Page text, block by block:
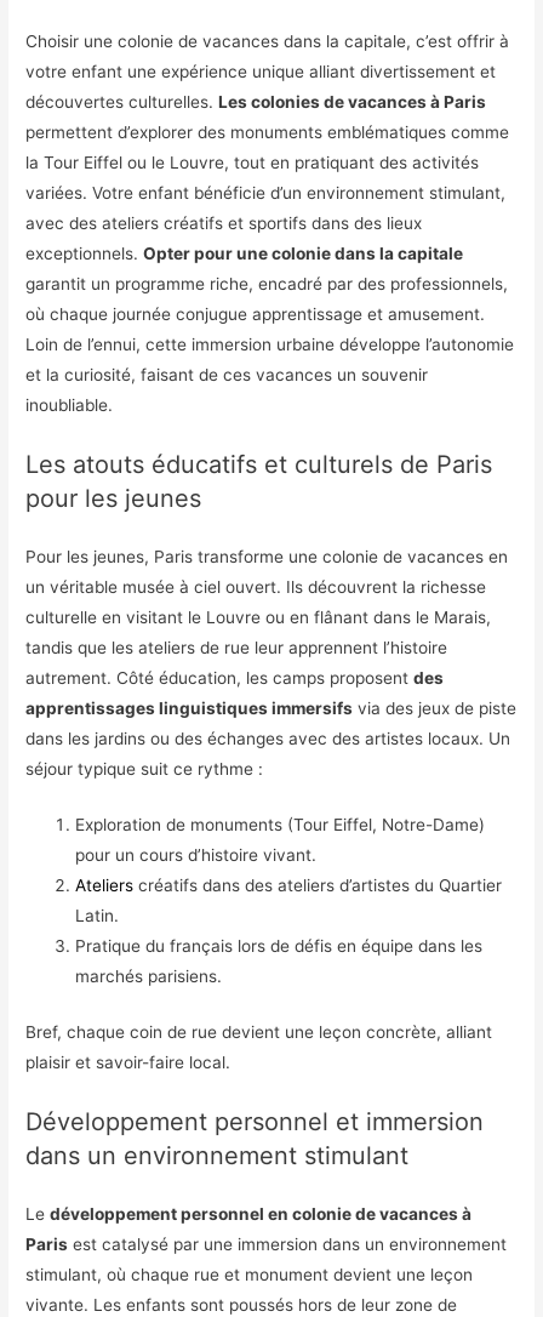
Choisir une colonie de vacances dans la capitale, c’est offrir à
votre enfant une expérience unique alliant divertissement et
découvertes culturelles.Les colonies de vacances à Paris
permettent d’explorer des monuments emblématiques comme
la Tour Eiffel ou le Louvre, tout en pratiquant des activités
variées. Votre enfant bénéficie d’un environnement stimulant,
avec des ateliers créatifs et sportifs dans des lieux
exceptionnels.Opter pour une colonie dans la capitale
garantit un programme riche, encadré par des professionnels,
où chaque journée conjugue apprentissage et amusement.
Loin de l’ennui, cette immersion urbaine développe l’autonomie
et la curiosité, faisant de ces vacances un souvenir
inoubliable.
Les atouts éducatifs et culturels de Paris
pour les jeunes
Pour les jeunes, Paris transforme une colonie de vacances en
un véritable musée à ciel ouvert. Ils découvrent la richesse
culturelle en visitant le Louvre ou en flânant dans le Marais,
tandis que les ateliers de rue leur apprennent l’histoire
autrement. Côté éducation, les camps proposentdes
apprentissages linguistiques immersifs via des jeux de piste
dans les jardins ou des échanges avec des artistes locaux. Un
séjour typique suit ce rythme :
Exploration de monuments (Tour Eiffel, Notre-Dame)
pour un cours d’histoire vivant.
Ateliers créatifs dans des ateliers d’artistes du Quartier
Latin.
Pratique du français lors de défis en équipe dans les
marchés parisiens.
Bref, chaque coin de rue devient une leçon concrète, alliant
plaisir et savoir-faire local.
Développement personnel et immersion
dans un environnement stimulant
Ledéveloppement personnel en colonie de vacances à
Paris est catalysé par une immersion dans un environnement
stimulant, où chaque rue et monument devient une leçon
vivante. Les enfants sont poussés hors de leur zone de